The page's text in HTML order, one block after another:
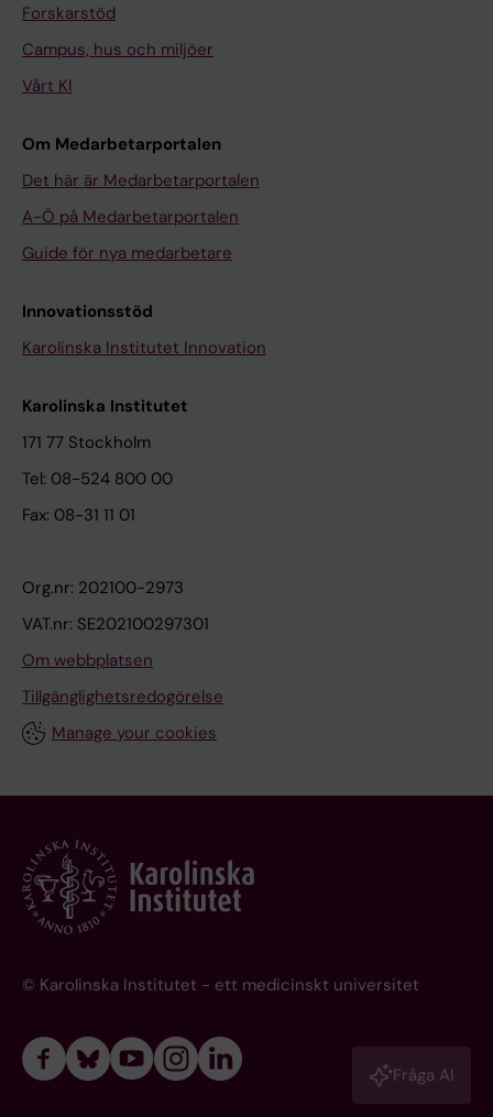
Forskarstöd
Campus, hus och miljöer
Vårt KI
Om Medarbetarportalen
Det här är Medarbetarportalen
A-Ö på Medarbetarportalen
Guide för nya medarbetare
Innovationsstöd
Karolinska Institutet Innovation
Karolinska Institutet
171 77 Stockholm
Tel: 08-524 800 00
Fax: 08-31 11 01
Org.nr: 202100-2973
VAT.nr: SE202100297301
Om webbplatsen
Tillgänglighetsredogörelse
Manage your cookies
© Karolinska Institutet - ett medicinskt universitet
Fråga AI